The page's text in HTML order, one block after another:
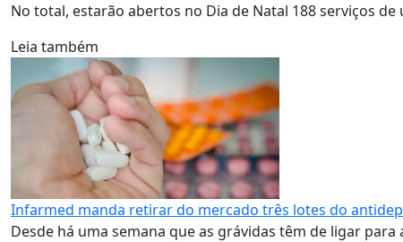
No total, estarão abertos no Dia de Natal 188 serviços
Leia também
Infarmed manda retirar do mercado três lotes do
Desde há uma semana que as grávidas têm de ligar